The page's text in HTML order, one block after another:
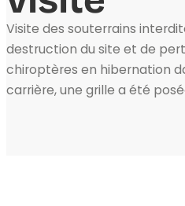
Visite des souterrains
destruction du site et de
chiroptères en hibernation
carrière, une grille a été